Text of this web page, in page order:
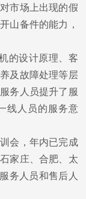
市场上出现的假
山备件的能力，
设计原理、客
及故障处理等层
务人员提升了服
线人员的服务意
会，年内已完成
家庄、合肥、太
务人员和售后人